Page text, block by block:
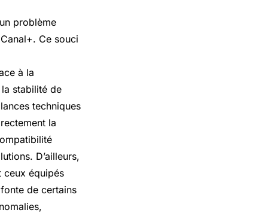
problème
Ce souci
à la
stabilité de
techniques
la
D’ailleurs,
ceux équipés
de certains